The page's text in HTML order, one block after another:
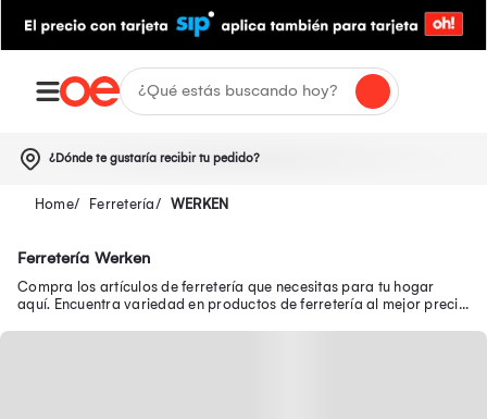
¿Dónde te gustaría recibir tu pedido?
Ferretería WERKEN
Ferretería Werken
Compra los artículos de ferretería que necesitas para tu hogar
aquí. Encuentra variedad en productos de ferretería al mejor precio